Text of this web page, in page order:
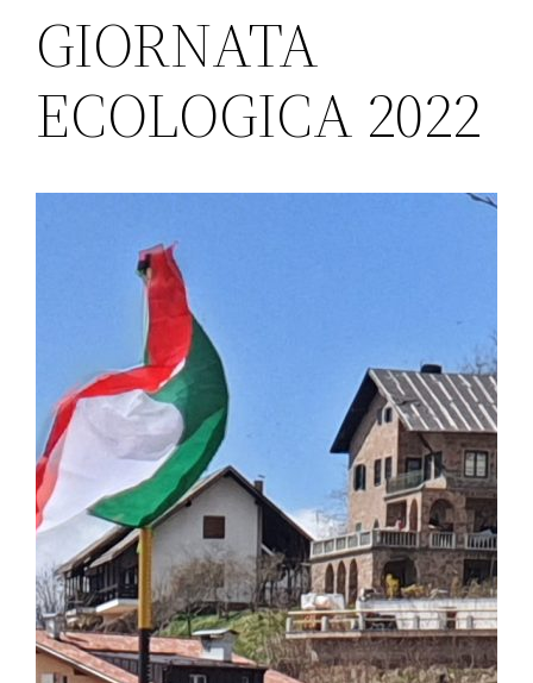
GIORNATA
ECOLOGICA 2022